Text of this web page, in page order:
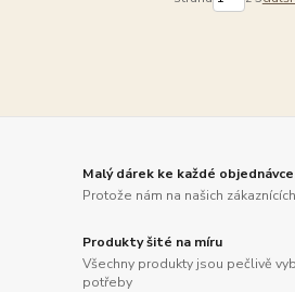
Malý dárek ke každé objednávce
Protože nám na našich
Produkty šité na míru
Všechny produkty jsou pečlivě
potřeby